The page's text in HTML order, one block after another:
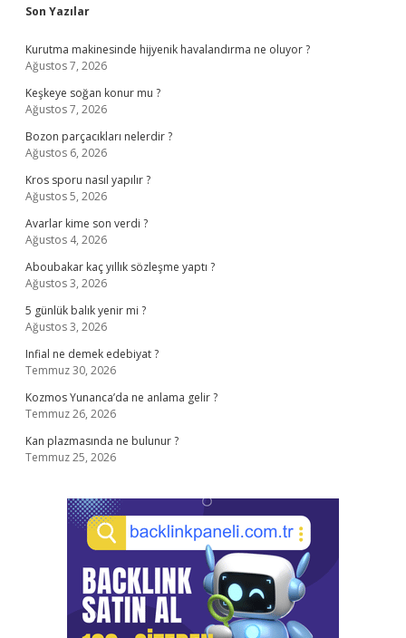
Sidebar
Son Yazılar
Kurutma makinesinde hijyenik havalandırma ne oluyor ?
Ağustos 7, 2026
Keşkeye soğan konur mu ?
Ağustos 7, 2026
Bozon parçacıkları nelerdir ?
Ağustos 6, 2026
Kros sporu nasıl yapılır ?
Ağustos 5, 2026
Avarlar kime son verdi ?
Ağustos 4, 2026
Aboubakar kaç yıllık sözleşme yaptı ?
Ağustos 3, 2026
5 günlük balık yenir mi ?
Ağustos 3, 2026
Infial ne demek edebiyat ?
Temmuz 30, 2026
Kozmos Yunanca’da ne anlama gelir ?
Temmuz 26, 2026
Kan plazmasında ne bulunur ?
Temmuz 25, 2026